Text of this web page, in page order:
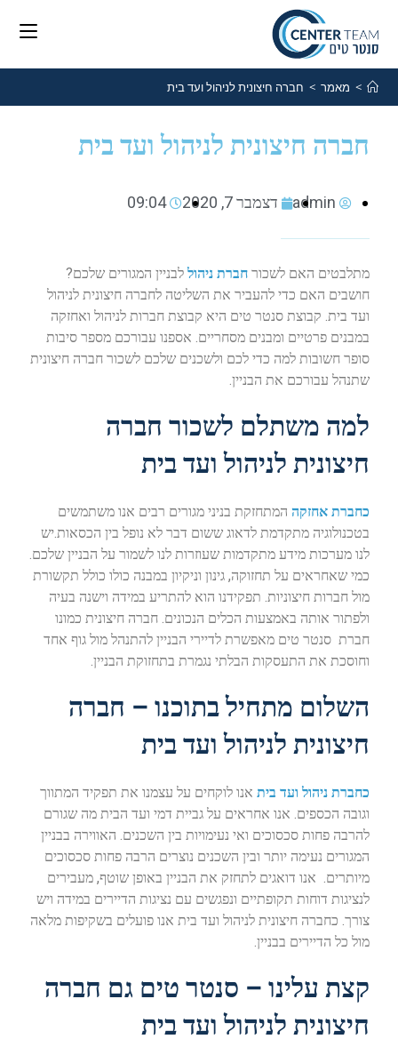
> מאמר > חברה חיצונית לניהול ועד בית
חברה חיצונית לניהול ועד בית
admin דצמבר 7, 2020 09:04
מתלבטים האם לשכורחברת ניהול לבניין המגורים שלכם?
חושבים האם כדי להעביר את השליטה לחברה חיצונית לניהול
ועד בית. קבוצת סנטר טים היא קבוצת חברות לניהול ואחזקה
במבנים פרטיים ומבנים מסחריים. אספנו עבורכם מספר סיבות
סופר חשובות למה כדי לכם ולשכנים שלכם לשכור חברה חיצונית
שתנהל עבורכם את הבניין.
למה משתלם לשכור חברה
חיצונית לניהול ועד בית
כחברת אחזקה המתחזקת בניני מגורים רבים אנו משתמשים
בטכנולוגיה מתקדמת לדאוג ששום דבר לא נופל בין הכסאות.יש
לנו מערכות מידע מתקדמות שעוזרות לנו לשמור על הבניין שלכם.
כמי שאחראים על תחזוקה, גינון וניקיון במבנה כולו כולל תקשורת
מול חברות חיצוניות. תפקידנו הוא להתריע במידה וישנה בעיה
ולפתור אותה באמצעות הכלים הנכונים. חברה חיצונית כמונו
חברת סנטר טים מאפשרת לדיירי הבניין להתנהל מול גוף אחד
וחוסכת את התעסקות הבלתי נגמרת בתחזוקת הבניין.
השלום מתחיל בתוכנו – חברה
חיצונית לניהול ועד בית
כחברת ניהול ועד בית אנו לוקחים על עצמנו את תפקיד המתווך
וגובה הכספים. אנו אחראים על גביית דמי ועד הבית מה שגורם
להרבה פחות סכסוכים ואי נעימויות בין השכנים. האווירה בבניין
המגורים נעימה יותר ובין השכנים נוצרים הרבה פחות סכסוכים
מיותרים. אנו דואגים לתחזק את הבניין באופן שוטף, מעבירים
לנציגות דוחות תקופתיים ונפגשים עם נציגות הדיירים במידה ויש
צורך. כחברה חיצונית לניהול ועד בית אנו פועלים בשקיפות מלאה
מול כל הדיירים בבניין.
קצת עלינו – סנטר טים גם חברה
חיצונית לניהול ועד בית